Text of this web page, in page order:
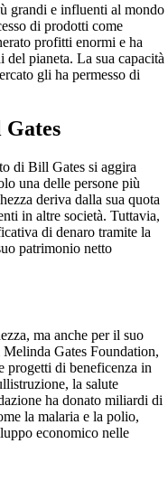
grandi e influenti al mondo
di prodotti come
profitti enormi e ha
pianeta. La sua capacità
gli ha permesso di
di Bill Gates si aggira
una delle persone più
deriva dalla sua quota
in altre società. Tuttavia,
di denaro tramite la
patrimonio netto
ma anche per il suo
Gates Foundation,
progetti di beneficenza in
la salute
ha donato miliardi di
la malaria e la polio,
economico nelle